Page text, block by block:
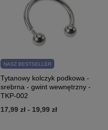
NASZ BESTSELLER
Tytanowy kolczyk podkowa -
srebrna - gwint wewnętrzny -
TKP-002
17,99 zł - 19,99 zł